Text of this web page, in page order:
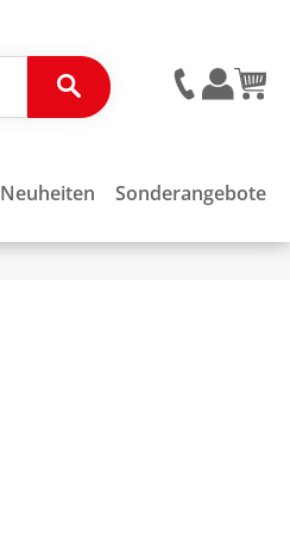
Neuheiten Sonderangebote